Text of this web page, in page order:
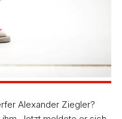
Alexander Ziegler?